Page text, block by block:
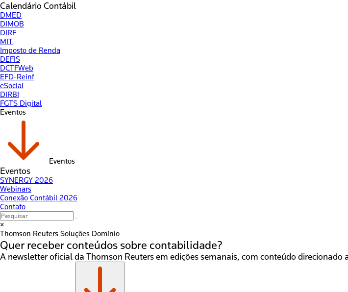
Calendário Contábil
DMED
DIMOB
DIRF
MIT
Imposto de Renda
DEFIS
DCTFWeb
EFD-Reinf
eSocial
DIRBI
FGTS Digital
Eventos
Eventos
Eventos
SYNERGY 2026
Webinars
Conexão Contábil 2026
Contato
×
Thomson Reuters Soluções Domínio
Quer receber conteúdos sobre contabilidade?
A newsletter oficial da Thomson Reuters em edições semanais, com conteúdo